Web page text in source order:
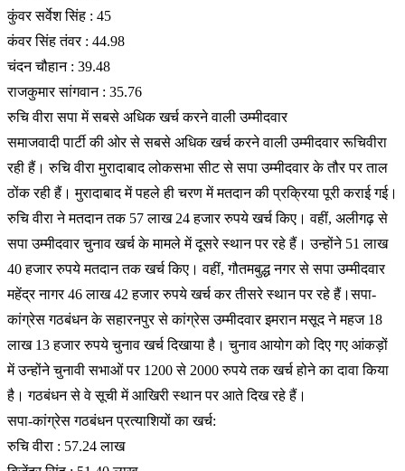
कुंवर सर्वेश सिंह : 45
कंवर सिंह तंवर : 44.98
चंदन चौहान : 39.48
राजकुमार सांगवान : 35.76
रुचि वीरा सपा में सबसे अधिक खर्च करने वाली उम्मीदवार
समाजवादी पार्टी की ओर से सबसे अधिक खर्च करने वाली उम्मीदवार रूचिवीरा
रही हैं। रुचि वीरा मुरादाबाद लोकसभा सीट से सपा उम्मीदवार के तौर पर ताल
ठोंक रही हैं। मुरादाबाद में पहले ही चरण में मतदान की प्रक्रिया पूरी कराई गई।
रुचि वीरा ने मतदान तक 57 लाख 24 हजार रुपये खर्च किए। वहीं, अलीगढ़ से
सपा उम्मीदवार चुनाव खर्च के मामले में दूसरे स्थान पर रहे हैं। उन्होंने 51 लाख
40 हजार रुपये मतदान तक खर्च किए। वहीं, गौतमबुद्ध नगर से सपा उम्मीदवार
महेंद्र नागर 46 लाख 42 हजार रुपये खर्च कर तीसरे स्थान पर रहे हैं।सपा-
कांग्रेस गठबंधन के सहारनपुर से कांग्रेस उम्मीदवार इमरान मसूद ने महज 18
लाख 13 हजार रुपये चुनाव खर्च दिखाया है। चुनाव आयोग को दिए गए आंकड़ों
में उन्होंने चुनावी सभाओं पर 1200 से 2000 रुपये तक खर्च होने का दावा किया
है। गठबंधन से वे सूची में आखिरी स्थान पर आते दिख रहे हैं।
सपा-कांग्रेस गठबंधन प्रत्याशियों का खर्च:
रुचि वीरा : 57.24 लाख